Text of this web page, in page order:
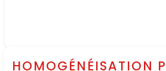
HOMOGÉNÉISATION